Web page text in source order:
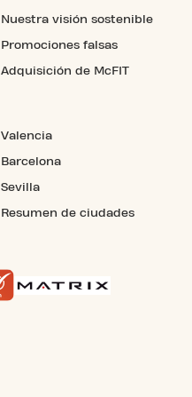
Nuestra visión sostenible
Promociones falsas
Adquisición de McFIT
Valencia
Barcelona
Sevilla
Resumen de ciudades